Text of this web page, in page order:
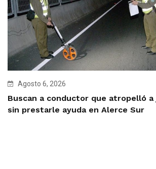
Agosto 6, 2026
Buscan a conductor que atropelló a
sin prestarle ayuda en Alerce Sur